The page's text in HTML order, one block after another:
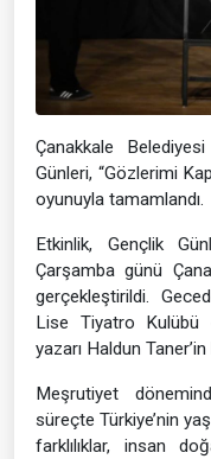
Çanakkale
Günleri, “Gözlerimi
oyunuyla tamamlandı.
Etkinlik, Gençlik
Çarşamba günü
gerçekleştirildi.
Lise Tiyatro Kulübü
yazarı Haldun
Meşrutiyet
süreçte Türkiye’nin
farklılıklar, insan